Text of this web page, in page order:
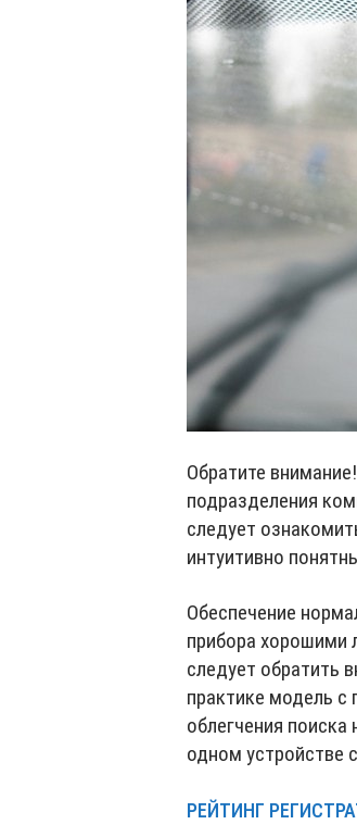
Обратите
подразделения
следует
интуитивно
Обеспечение
прибора хорошими
следует обратить
практике модель
облегчения
одном устройстве
РЕЙТИНГ